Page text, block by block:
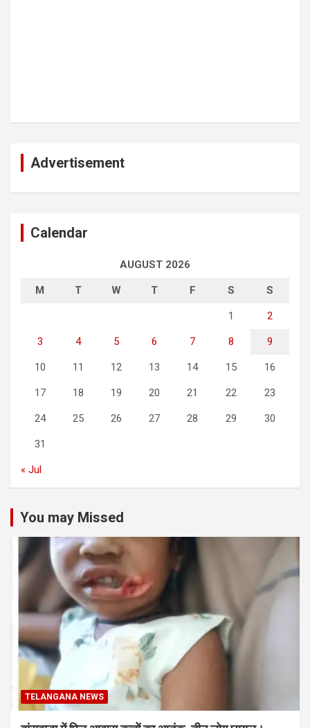
Advertisement
Calendar
AUGUST 2026
M T W T F S S
1 2
3 4 5 6 7 8 9
10 11 12 13 14 15 16
17 18 19 20 21 22 23
24 25 26 27 28 29 30
31
« Jul
You may Missed
TELANGANA NEWS